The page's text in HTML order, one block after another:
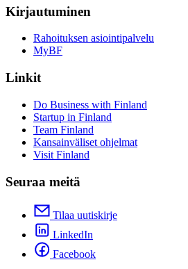
Kirjautuminen
Rahoituksen asiointipalvelu
MyBF
Linkit
Do Business with Finland
Startup in Finland
Team Finland
Kansainväliset ohjelmat
Visit Finland
Seuraa meitä
Tilaa uutiskirje
LinkedIn
Facebook